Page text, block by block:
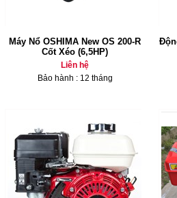
Máy Nổ OSHIMA New OS 200-R
Cốt Xéo (6,5HP)
Liên hệ
Bảo hành : 12 tháng